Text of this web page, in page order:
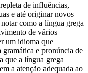
de influências,
e até originar novos
como a língua grega
de vários
um idioma que
gramática e pronúncia de
que a língua grega
a atenção adequada ao